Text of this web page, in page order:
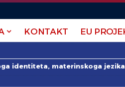
KONTAKT EU
identiteta, materinskoga